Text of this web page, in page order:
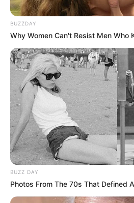
BUZZDAY
Why Women Can't Resist Men Who
BUZZ DAY
Photos From The 70s That Defined